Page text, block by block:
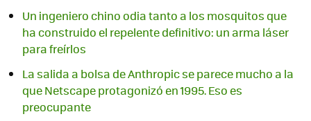
Un ingeniero chino odia tanto a los mosquitos que
ha construido el repelente definitivo: un arma láser
para freírlos
La salida a bolsa de Anthropic se parece mucho a la
que Netscape protagonizó en 1995. Eso es
preocupante